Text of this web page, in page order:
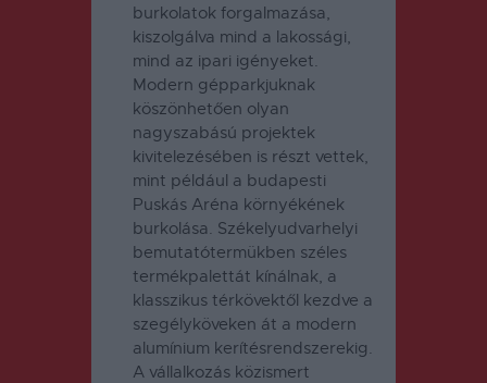
burkolatok forgalmazása,
kiszolgálva mind a lakossági,
mind az ipari igényeket.
Modern gépparkjuknak
köszönhetően olyan
nagyszabású projektek
kivitelezésében is részt vettek,
mint például a budapesti
Puskás Aréna környékének
burkolása. Székelyudvarhelyi
bemutatótermükben széles
termékpalettát kínálnak, a
klasszikus térkövektől kezdve a
szegélyköveken át a modern
alumínium kerítésrendszerekig.
A vállalkozás közismert